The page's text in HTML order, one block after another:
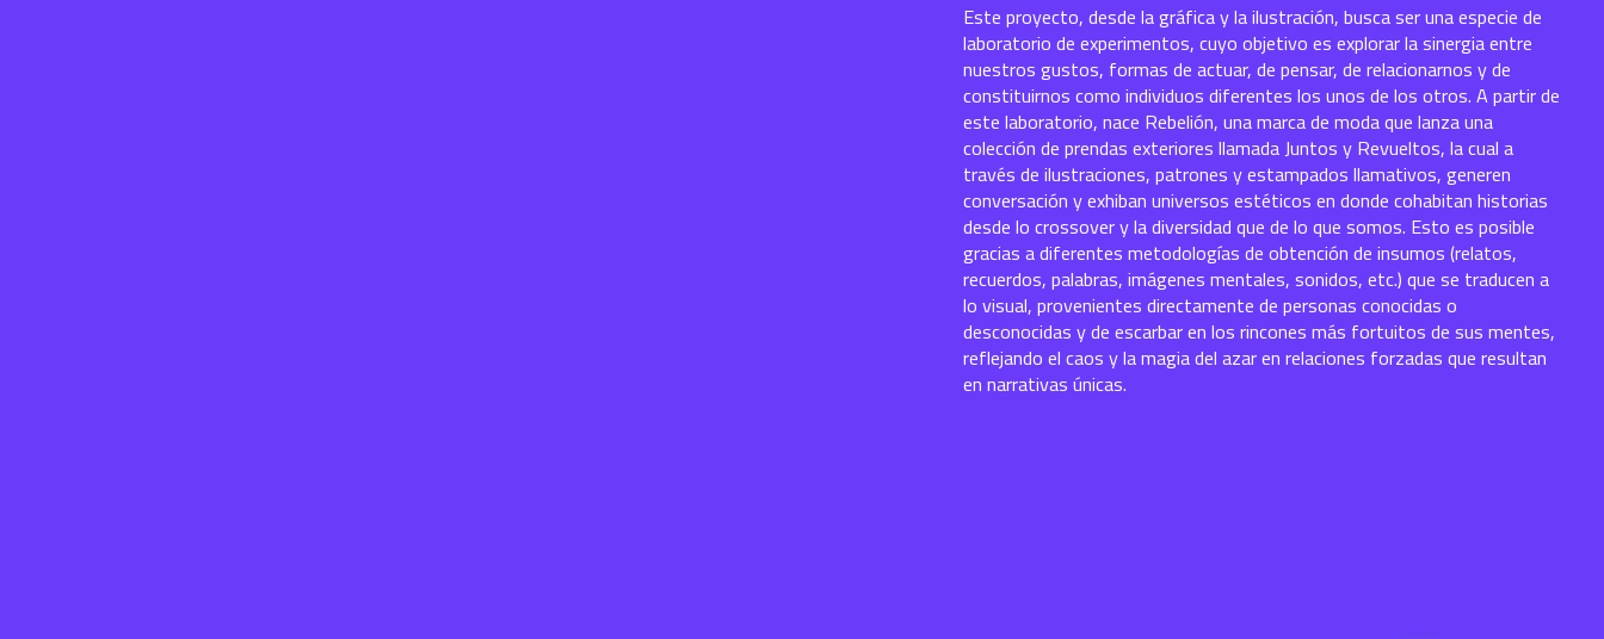
Este proyecto, desde la gráfica y la ilustración, busca ser una especie de
laboratorio de experimentos, cuyo objetivo es explorar la sinergia entre
nuestros gustos, formas de actuar, de pensar, de relacionarnos y de
constituirnos como individuos diferentes los unos de los otros. A partir de
este laboratorio, nace Rebelión, una marca de moda que lanza una
colección de prendas exteriores llamada Juntos y Revueltos, la cual a
través de ilustraciones, patrones y estampados llamativos, generen
conversación y exhiban universos estéticos en donde cohabitan historias
desde lo crossover y la diversidad que de lo que somos. Esto es posible
gracias a diferentes metodologías de obtención de insumos (relatos,
recuerdos, palabras, imágenes mentales, sonidos, etc.) que se traducen a
lo visual, provenientes directamente de personas conocidas o
desconocidas y de escarbar en los rincones más fortuitos de sus mentes,
reflejando el caos y la magia del azar en relaciones forzadas que resultan
en narrativas únicas.